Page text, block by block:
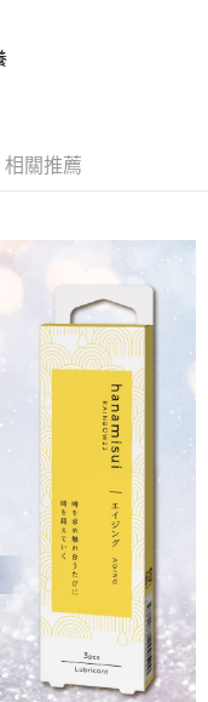
即使用無須另外申請。
自動跳轉到大哥付的交易
未通過，訂單將自動取
付你分期系統評分，恕無
每月結算日後寄送繳費提
台灣大直營門市／銀行轉
簡稱本公司）所提供，讓
由商店將買賣／分期付款
繳交帳款。
目的，商店將以您的個人
進項蒐集、處理及利用，
核對及更正。
oppay.tw/userRule
轉至「AFTEE先享後付」
結帳。
連結，可透過四大超商／
易完成。
您需要取消訂單，請聯絡
有效，需透過AFTEE先享
面顯示為準，若有關於
請聯繫「AFTEE先享後付
support/home
先享後付」服務完成之交
交易相關給付款項請求債
人之同意方可使用
失，本公司不負相關責
會理貨，假日及
相關推薦